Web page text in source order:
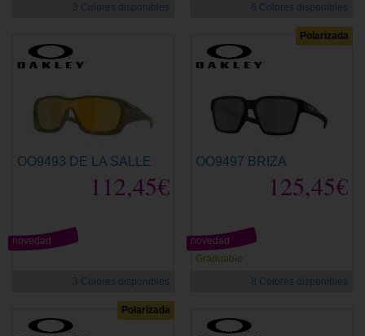
3 Colores disponibles 6 Colores disponibles
OO9493 DE LA SALLE
112,45€
novedad
3 Colores disponibles
Polarizada
OO9497 BRIZA
125,45€
Graduable
novedad
8 Colores disponibles
Polarizada